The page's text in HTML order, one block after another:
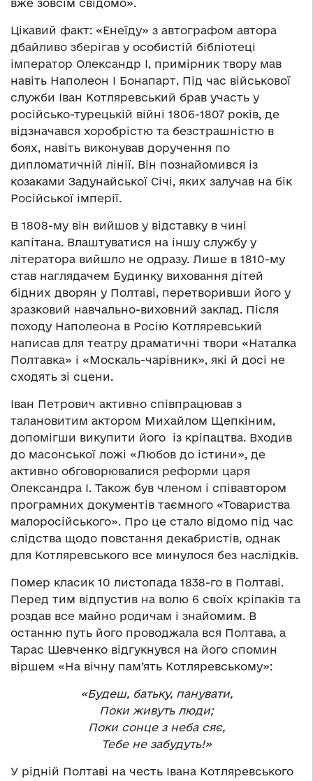
вже зовсім свідомо».
Цікавий факт: «Енеїду» з автографом автора
дбайливо зберігав у особистій бібліотеці
імператор Олександр І, примірник твору мав
навіть Наполеон І Бонапарт. Під час військової
служби Іван Котляревський брав участь у
російсько-турецькій війні 1806-1807 років, де
відзначався хоробрістю та безстрашністю в
боях, навіть виконував доручення по
дипломатичній лінії. Він познайомився із
козаками Задунайської Січі, яких залучав на бік
Російської імперії.
В 1808-му він вийшов у відставку в чині
капітана. Влаштуватися на іншу службу у
літератора вийшло не одразу. Лише в 1810-му
став наглядачем Будинку виховання дітей
бідних дворян у Полтаві, перетворивши його у
зразковий навчально-виховний заклад. Після
походу Наполеона в Росію Котляревський
написав для театру драматичні твори «Наталка
Полтавка» і «Москаль-чарівник», які й досі не
сходять зі сцени.
Іван Петрович активно співпрацював з
талановитим актором Михайлом Щепкіним,
допомігши викупити його із кріпацтва. Входив
до масонської ложі «Любов до істини», де
активно обговорювалися реформи царя
Олександра І. Також був членом і співавтором
програмних документів таємного «Товариства
малоросійського». Про це стало відомо під час
слідства щодо повстання декабристів, однак
для Котляревського все минулося без наслідків.
Помер класик 10 листопада 1838-го в Полтаві.
Перед тим відпустив на волю 6 своїх кріпаків та
роздав все майно родичам і знайомим. В
останню путь його проводжала вся Полтава, а
Тарас Шевченко відгукнувся на його спомин
віршем «На вічну пам’ять Котляревському»:
«Будеш, батьку, панувати,
Поки живуть люди;
Поки сонце з неба сяє,
Тебе не забудуть!»
У рідній Полтаві на честь Івана Котляревського